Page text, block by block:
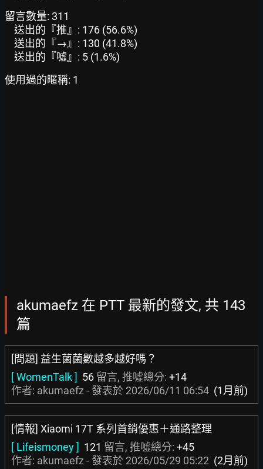
留言數量: 311
送出的『推』: 176 (56.6%)
送出的『→』: 130 (41.8%)
送出的『噓』: 5 (1.6%)
使用過的暱稱: 1
akumaefz 在 PTT 最新的發文, 共 143
篇
[問題] 益生菌菌數越多越好嗎？
[ WomenTalk ] 56 留言, 推噓總分: +14
作者: akumaefz - 發表於 2026/06/11 06:54 (1月前)
[情報] Xiaomi 17T 系列首銷優惠＋通路整理
[ Lifeismoney ] 121 留言, 推噓總分: +45
作者: akumaefz - 發表於 2026/05/29 05:22 (2月前)